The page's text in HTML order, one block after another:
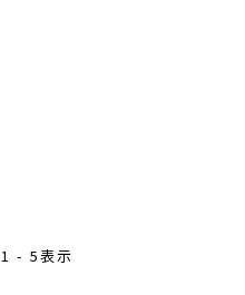
1 - 5表示